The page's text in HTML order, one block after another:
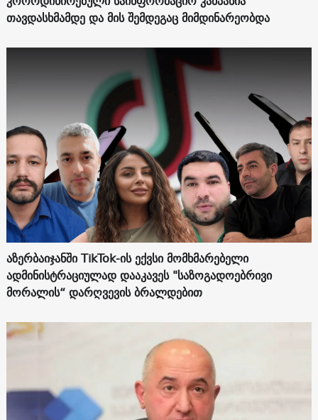
თავდასხმამდე და მის შემდეგაც მიმდინარეობდა
აზერბაიჯანში TikTok-ის ექვსი მომხმარებელი
ადმინისტრაციულად დააკავეს "საზოგადოებრივი
მორალის“ დარღვევის ბრალდებით